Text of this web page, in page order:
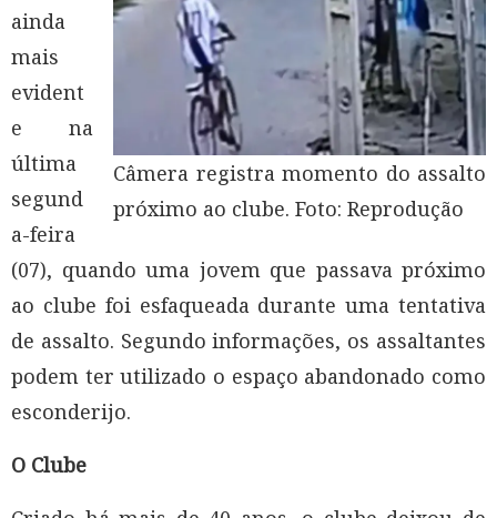
Câmera registra momento do assalto
próximo ao clube. Foto: Reprodução
ainda
mais
evident
e na
última
segund
a-feira
(07), quando uma jovem que passava próximo
ao clube foi esfaqueada durante uma tentativa
de assalto. Segundo informações, os assaltantes
podem ter utilizado o espaço abandonado como
esconderijo.
O Clube